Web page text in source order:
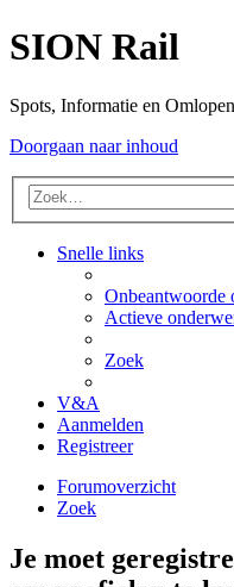
SION Rail
Spots, Informatie en
Doorgaan naar inhoud
Snelle links
Onbeantwoorde
Actieve
Zoek
V&A
Aanmelden
Registreer
Forumoverzicht
Zoek
Je moet